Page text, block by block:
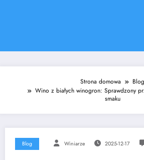
Strona domowa
Blog
Wino z białych winogron: Sprawdzony
smaku
Blog Winiarze 2025-12-17